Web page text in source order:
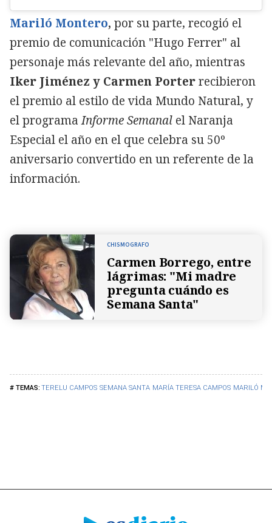
TERELU CAMPOS SEMANA SANTA MARÍA TERESA CAMPOS MARILÓ
Mariló Montero, por su parte, recogió el
premio de comunicación "Hugo Ferrer" al
personaje más relevante del año, mientras
Iker Jiménez y Carmen Porterrecibieron
el premio al estilo de vida Mundo Natural, y
el programaInforme Semanal el Naranja
Especial el año en el que celebra su 50º
aniversario convertido en un referente de la
información.
CHISMOGRAFO
Carmen Borrego, entre
lágrimas: "Mi madre
pregunta cuándo es
Semana Santa"